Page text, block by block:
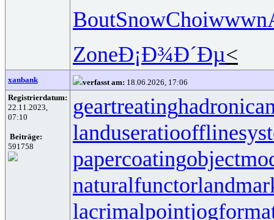
BoutSnowChoiwwwn
ZoneÐ¡Ð¾Ð´Ðµ<
xanbank verfasst am: 18.06.2026, 17:06
Registrierdatum:
22.11.2023,
07:10
Beiträge:
591758
geartreating
landuseratio
papercoating
naturalfunctor
lacrimalpoint